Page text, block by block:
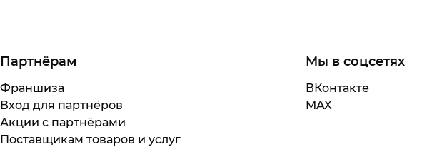
Партнёрам
Франшиза
Вход для партнёров
Акции с партнёрами
Поставщикам товаров и услуг
Мы в соцсетях
ВКонтакте
MAX